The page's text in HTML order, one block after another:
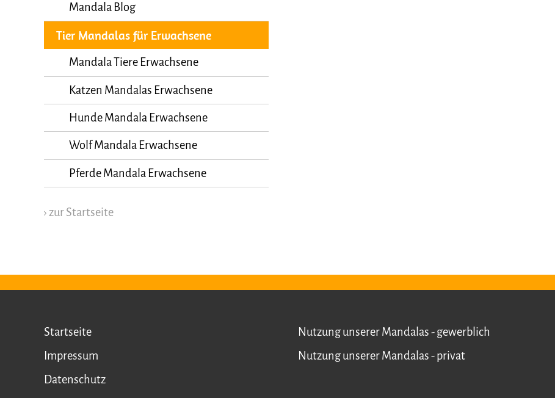
Mandala Blog
Tier Mandalas für Erwachsene
Mandala Tiere Erwachsene
Katzen Mandalas Erwachsene
Hunde Mandala Erwachsene
Wolf Mandala Erwachsene
Pferde Mandala Erwachsene
› zur Startseite
Startseite
Impressum
Datenschutz
Nutzung unserer Mandalas - gewerblich
Nutzung unserer Mandalas - privat